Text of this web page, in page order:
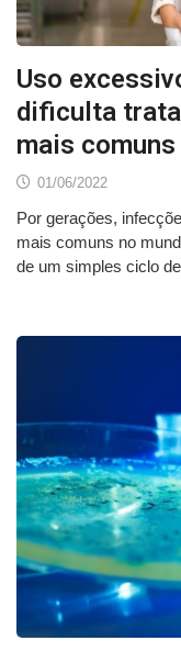
Uso
dificulta
mais comuns
01/06/2022
Por gerações,
mais comuns no
de um simples ciclo